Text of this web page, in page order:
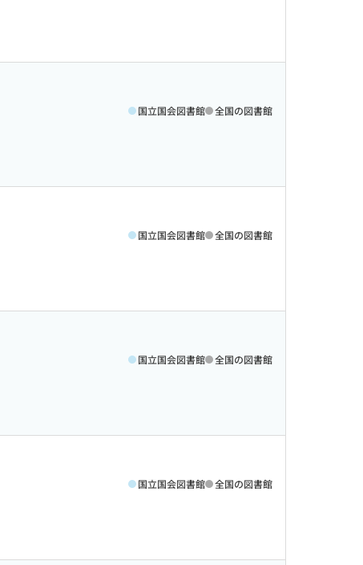
国立国会図書館 全国の図書館
国立国会図書館 全国の図書館
国立国会図書館 全国の図書館
国立国会図書館 全国の図書館